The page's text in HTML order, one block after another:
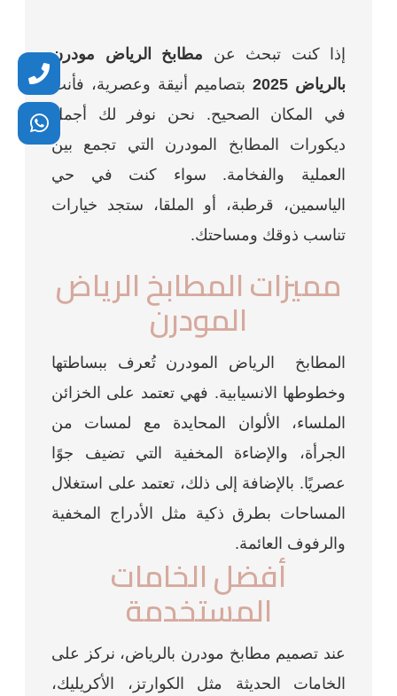
إذا كنت تبحث عن مطابخ الرياض مودرن
بالرياض 2025
بتصاميم أنيقة وعصرية، فأنت
في المكان الصحيح. نحن نوفر لك أجمل
ديكورات المطابخ المودرن التي تجمع بين
العملية والفخامة. سواء كنت في حي
الياسمين، قرطبة، أو الملقا، ستجد خيارات
تناسب ذوقك ومساحتك.
مميزات المطابخ الرياض
المودرن
المطابخ الرياض المودرن تُعرف ببساطتها
وخطوطها الانسيابية. فهي تعتمد على الخزائن
الملساء، الألوان المحايدة مع لمسات من
الجرأة، والإضاءة المخفية التي تضيف جوًا
عصريًا. بالإضافة إلى ذلك، تعتمد على استغلال
المساحات بطرق ذكية مثل الأدراج المخفية
والرفوف العائمة.
أفضل الخامات
المستخدمة
عند تصميم مطابخ مودرن بالرياض، نركز على
الخامات الحديثة مثل الكوارتز، الأكريليك،